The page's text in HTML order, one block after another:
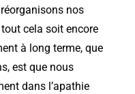
nos
cela soit encore
à long terme, que
est que nous
dans l’apathie